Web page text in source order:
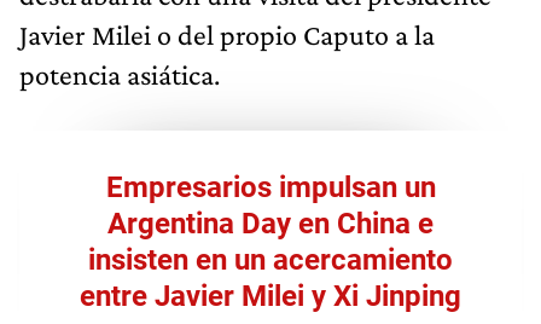
Javier Milei o del propio Caputo a la
potencia asiática.
Empresarios impulsan un
Argentina Day en China e
insisten en un acercamiento
entre Javier Milei y Xi Jinping